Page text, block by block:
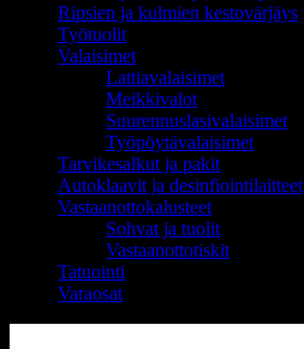
Ripsien ja kulmien kestovärjäys
Työtuolit
Valaisimet
Lattiavalaisimet
Meikkivalot
Suurennuslasivalaisimet
Työpöytävalaisimet
Tarvikesalkut ja pakit
Autoklaavit ja desinfiointilaitteet
Vastaanottokalusteet
Sohvat ja tuolit
Vastaanottotiskit
Tatuointi
Varaosat